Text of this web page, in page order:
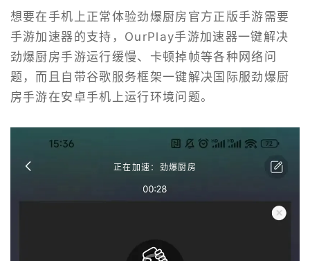
想要在手机上正常体验劲爆厨房官方正版手游需要
手游加速器的支持，OurPlay手游加速器一键解决
劲爆厨房手游运行缓慢、卡顿掉帧等各种网络问
题，而且自带谷歌服务框架一键解决国际服劲爆厨
房手游在安卓手机上运行环境问题。
正在加速：劲爆厨房